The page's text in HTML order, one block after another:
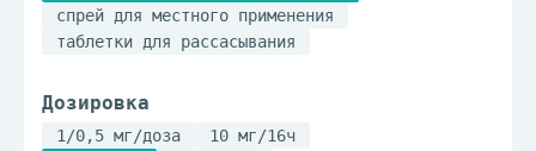
спрей для местного применения
таблетки для рассасывания
Дозировка
1/0,5 мг/доза
10 мг/16ч